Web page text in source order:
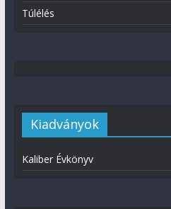
Túlélés
Kiadványok
Kaliber Évkönyv